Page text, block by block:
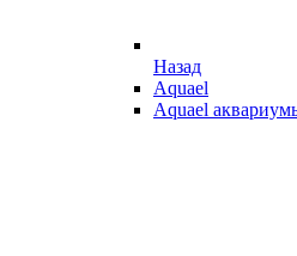
Назад
Aquael
Aquael